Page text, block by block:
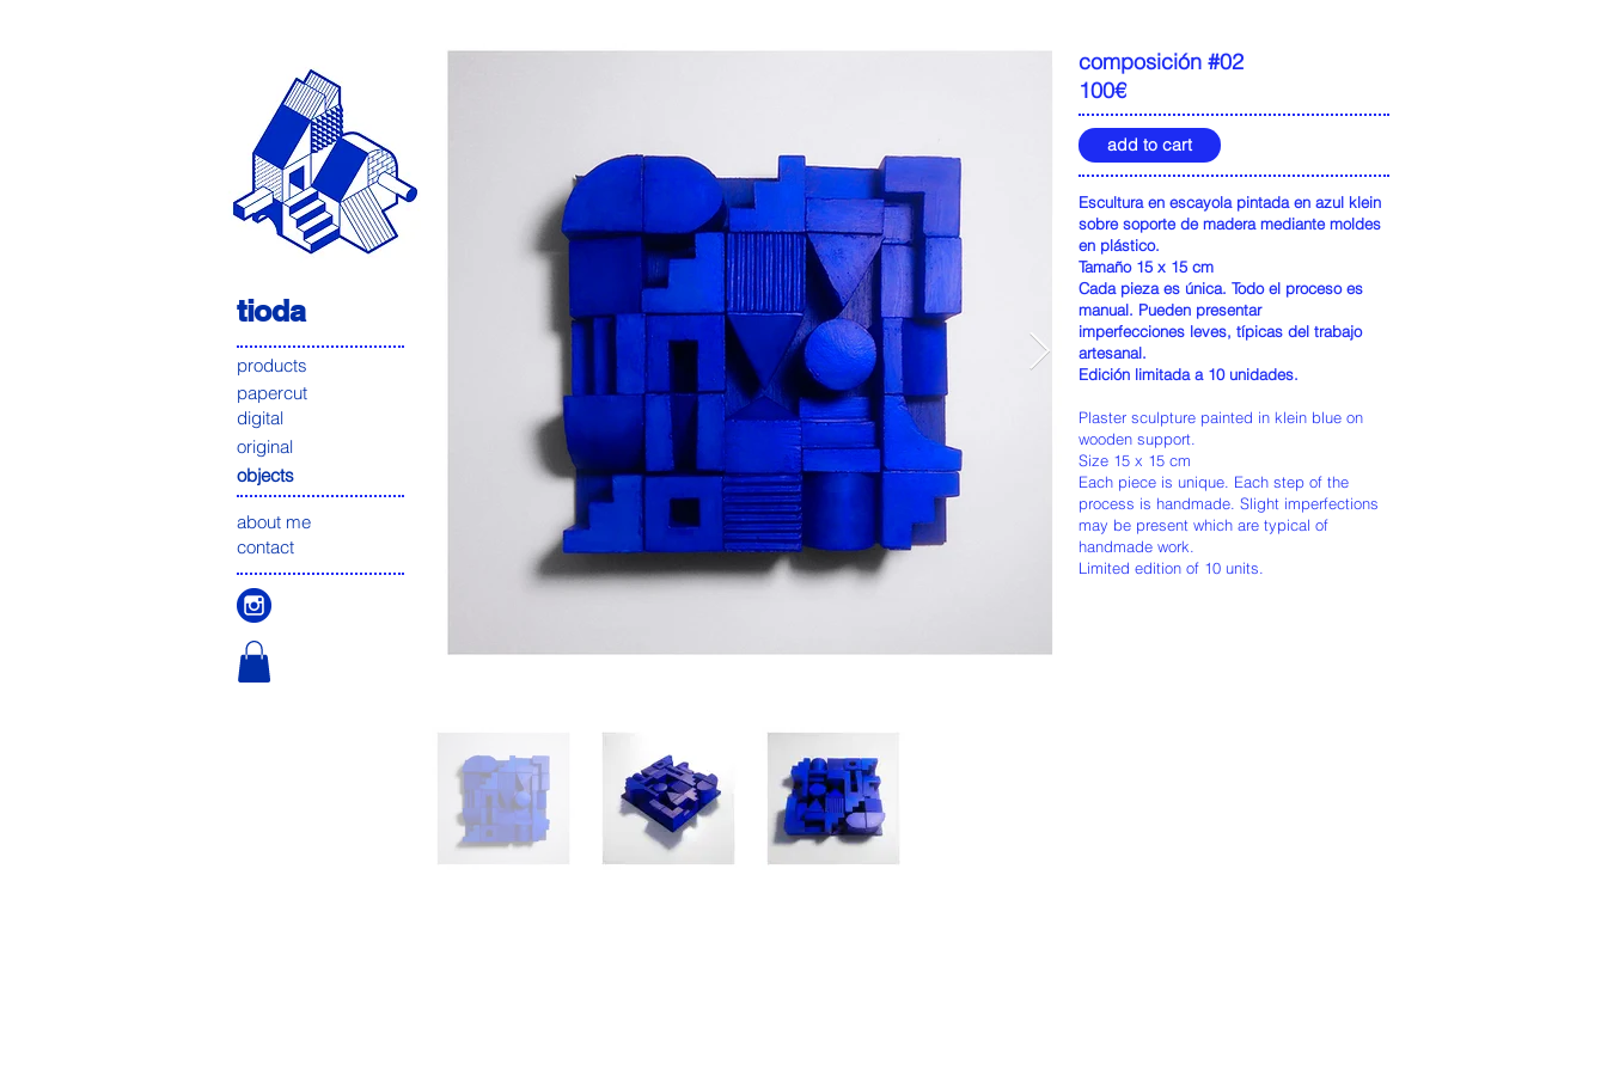
tioda
products
papercut
digital
original
objects
about me
contact
composición #02
100€
add to cart
Escultura en escayola pintada en azul klein
sobre soporte de madera mediante moldes
en plástico.
Tamaño 15 x 15 cm
Cada pieza es única. Todo el proceso es
manual. Pueden presentar
imperfecciones leves, típicas del trabajo
artesanal.
Edición limitada a 10 unidades.
Plaster sculpture painted in klein blue on
wooden support.
Size 15 x 15 cm
Each piece is unique. Each step of the
process is handmade. Slight imperfections
may be present which are typical of
handmade work.
Limited edition of 10 units.